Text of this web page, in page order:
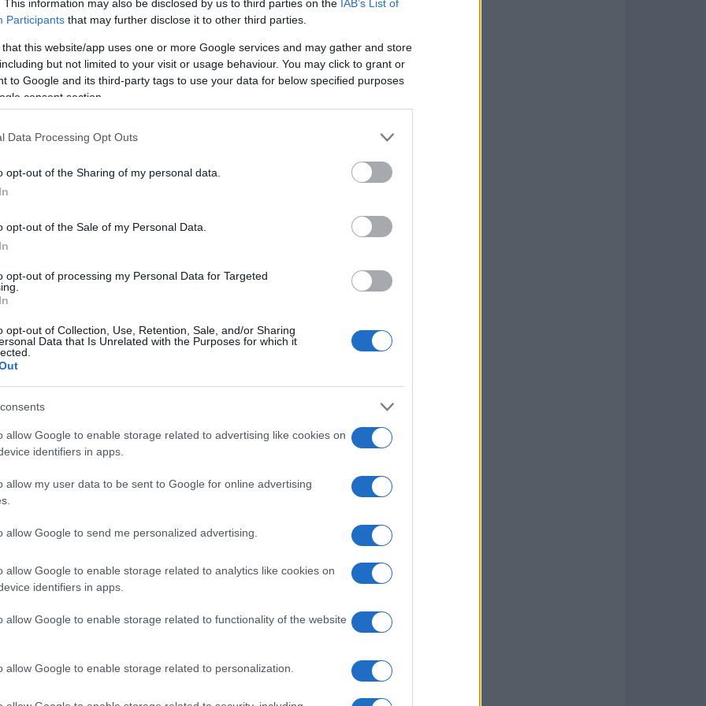
This information may also be disclosed by us to third parties on the IAB’s List of
Participants that may further disclose it to other third parties.
that this website/app uses one or more Google services and may gather and store
but not limited to your visit or usage behaviour. You may click to grant or
to Google and its third-party tags to use your data for below specified purposes
consent section.
Data Processing Opt Outs
opt-out of the Sharing of my personal data.
opt-out of the Sale of my Personal Data.
opt-out of processing my Personal Data for Targeted
opt-out of Collection, Use, Retention, Sale, and/or Sharing
Data that Is Unrelated with the Purposes for which it
allow Google to enable storage related to advertising like cookies on
identifiers in apps.
allow my user data to be sent to Google for online advertising
allow Google to send me personalized advertising.
allow Google to enable storage related to analytics like cookies on
identifiers in apps.
allow Google to enable storage related to functionality of the website
allow Google to enable storage related to personalization.
humanitarias y los defensores de los
Migración y Asilo, permite a los Estados
en países fuera de la UE, incluso
busca acelerar el proceso de retorno y
que no tienen derecho legal a permanecer
legales
que actualmente ostenta Chipre, estos
final para las personas expulsadas
su posterior retorno al país de origen o a
mutuo de las decisiones de
reevaluado dos años después de la